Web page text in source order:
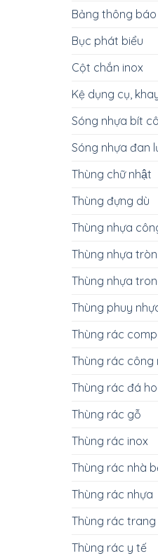
Bảng thông báo
Bục phát biểu
Cột chắn inox
Kệ dụng cụ,
Sóng nhựa bít
Sóng nhựa đan
Thùng chữ nhật
Thùng đựng dù
Thùng nhựa
Thùng nhựa tròn
Thùng nhựa
Thùng phuy
Thùng rác
Thùng rác công
Thùng rác đá
Thùng rác gỗ
Thùng rác inox
Thùng rác nhà
Thùng rác nhựa
Thùng rác
Thùng rác y tế